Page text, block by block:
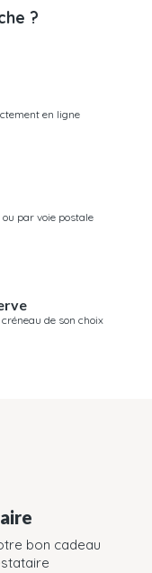
?
en ligne
par voie postale
de son choix
bon cadeau